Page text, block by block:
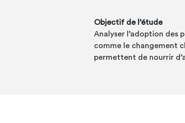
Objectif de l’étude
Analyser l’adoption des
comme le changement
permettent de nourrir